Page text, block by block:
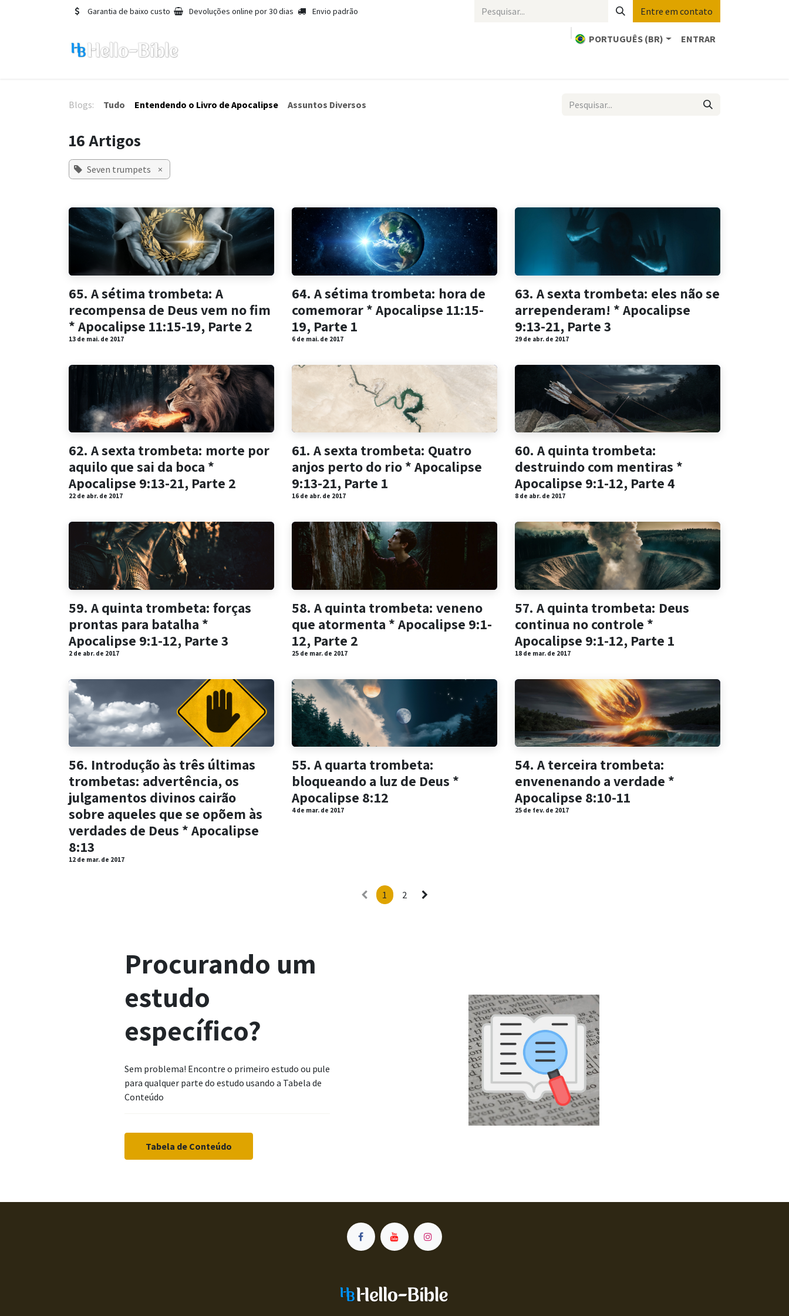
Pular para o conteúdo Garantia de baixo custo Devoluções online por 30 dias Envio padrão Entre em contato
PORTUGUÊS (BR)
ENTRAR
Blogs: Tudo Entendendo o Livro de Apocalipse Assuntos Diversos
16 Artigos
Seven trumpets ×
65. A sétima trombeta: A
recompensa de Deus vem no fim
* Apocalipse 11:15-19, Parte 2
13 de mai. de 2017
64. A sétima trombeta: hora de
comemorar * Apocalipse 11:15-
19, Parte 1
6 de mai. de 2017
63. A sexta trombeta: eles não se
arrependeram! * Apocalipse
9:13-21, Parte 3
29 de abr. de 2017
62. A sexta trombeta: morte por
aquilo que sai da boca *
Apocalipse 9:13-21, Parte 2
22 de abr. de 2017
61. A sexta trombeta: Quatro
anjos perto do rio * Apocalipse
9:13-21, Parte 1
16 de abr. de 2017
60. A quinta trombeta:
destruindo com mentiras *
Apocalipse 9:1-12, Parte 4
8 de abr. de 2017
59. A quinta trombeta: forças
prontas para batalha *
Apocalipse 9:1-12, Parte 3
2 de abr. de 2017
58. A quinta trombeta: veneno
que atormenta * Apocalipse 9:1-
12, Parte 2
25 de mar. de 2017
57. A quinta trombeta: Deus
continua no controle *
Apocalipse 9:1-12, Parte 1
18 de mar. de 2017
56. Introdução às três últimas
trombetas: advertência, os
julgamentos divinos cairão
sobre aqueles que se opõem às
verdades de Deus * Apocalipse
8:13
12 de mar. de 2017
55. A quarta trombeta:
bloqueando a luz de Deus *
Apocalipse 8:12
4 de mar. de 2017
54. A terceira trombeta:
envenenando a verdade *
Apocalipse 8:10-11
25 de fev. de 2017
1 2
Procurando um
estudo
específico?
Sem problema! Encontre o primeiro estudo ou pule
para qualquer parte do estudo usando a Tabela de
Conteúdo
Tabela de Conteúdo